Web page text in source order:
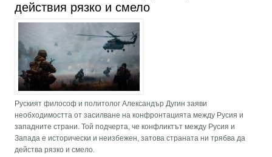
действия рязко и смело
Руският философ и политолог Александър Дугин заяви
необходимостта от засилване на конфронтацията между Русия и
западните страни. Той подчерта, че конфликтът между Русия и
Запада е исторически и неизбежен, затова страната ни трябва да
действа рязко и смело.